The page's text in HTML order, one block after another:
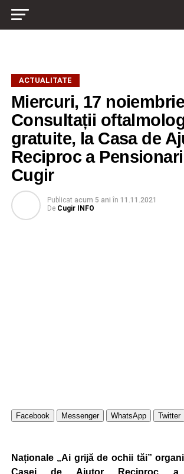
ACTUALITATE
Miercuri, 17
Consultații
gratuite, la Casa de
Reciproc a
Cugir
Publicat acum 5 ani în 11.11.2021
De Cugir INFO
Facebook Messenger WhatsApp Twitter
Naționale „Ai grijă de ochii tăi”
Casei de Ajutor Reciproc a